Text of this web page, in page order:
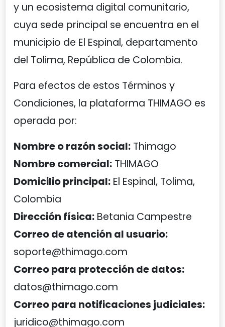
y un ecosistema digital comunitario,
cuya sede principal se encuentra en el
municipio de El Espinal, departamento
del Tolima, República de Colombia.
Para efectos de estos Términos y
Condiciones, la plataforma THIMAGO es
operada por:
Nombre o razón social: Thimago
Nombre comercial: THIMAGO
Domicilio principal: El Espinal, Tolima,
Colombia
Dirección física: Betania Campestre
Correo de atención al usuario:
soporte@thimago.com
Correo para protección de datos:
datos@thimago.com
Correo para notificaciones judiciales:
juridico@thimago.com